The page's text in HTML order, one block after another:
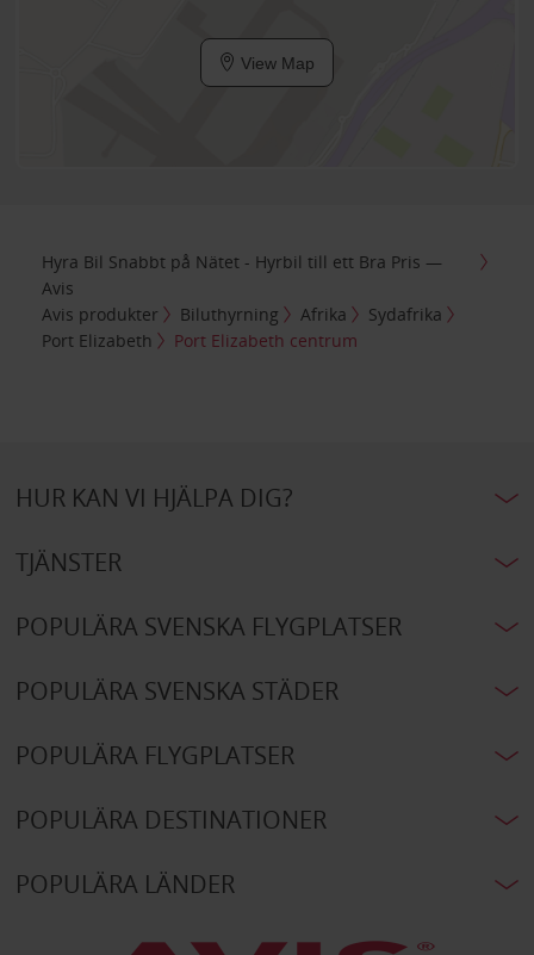
View Map
Hyra Bil Snabbt på Nätet - Hyrbil till ett Bra Pris —
Avis
Avis produkter
Biluthyrning Afrika
Sydafrika
Port Elizabeth
Port Elizabeth centrum
HUR KAN VI HJÄLPA DIG?
TJÄNSTER
POPULÄRA SVENSKA FLYGPLATSER
POPULÄRA SVENSKA STÄDER
POPULÄRA FLYGPLATSER
POPULÄRA DESTINATIONER
POPULÄRA LÄNDER